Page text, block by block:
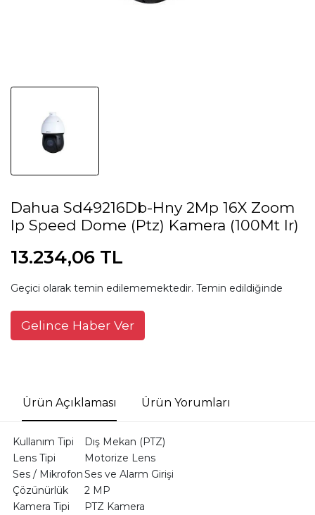
Dahua Sd49216Db-Hny 2Mp 16X Zoom
Ip Speed Dome (Ptz) Kamera (100Mt Ir)
13.234,06 TL
Geçici olarak temin edilememektedir. Temin edildiğinde
Gelince Haber Ver
Ürün Açıklaması Ürün Yorumları
Kullanım Tipi
Dış Mekan (PTZ)
Lens Tipi
Motorize Lens
Ses / MikrofonSes ve Alarm Girişi
Çözünürlük
2 MP
Kamera Tipi
PTZ Kamera